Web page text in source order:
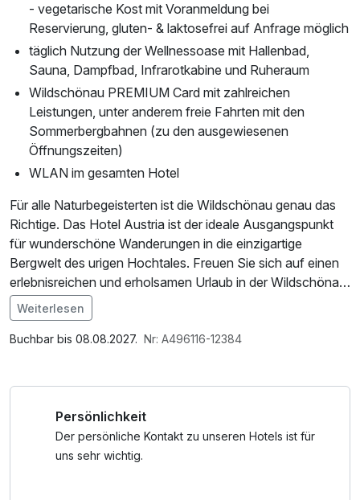
- vegetarische Kost mit Voranmeldung bei
Reservierung, gluten- & laktosefrei auf Anfrage möglich
täglich Nutzung der Wellnessoase mit Hallenbad,
Sauna, Dampfbad, Infrarotkabine und Ruheraum
Wildschönau PREMIUM Card mit zahlreichen
Leistungen, unter anderem freie Fahrten mit den
Sommerbergbahnen (zu den ausgewiesenen
Öffnungszeiten)
WLAN im gesamten Hotel
Für alle Naturbegeisterten ist die Wildschönau genau das
Richtige. Das Hotel Austria ist der ideale Ausgangspunkt
für wunderschöne Wanderungen in die einzigartige
Bergwelt des urigen Hochtales. Freuen Sie sich auf einen
erlebnisreichen und erholsamen Urlaub in der Wildschönau.
Mit der Wildschönau Card haben Sie die Möglichkeit die
Umgebung zum Teil kostenlos kennen und lieben zu
lernen. Die Bergbahnen Markjochbahn und Schatzberg,
Rezeption.
Weiterlesen
Buchbar bis 08.08.2027. Nr: A496116-12384
Persönlichkeit
Der persönliche Kontakt zu unseren Hotels ist für
uns sehr wichtig.